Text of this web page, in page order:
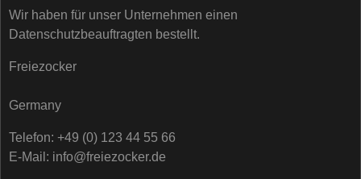
Wir haben für unser Unternehmen einen
Datenschutzbeauftragten bestellt.
Freiezocker
Germany
Telefon: +49 (0) 123 44 55 66
E-Mail: info@freiezocker.de